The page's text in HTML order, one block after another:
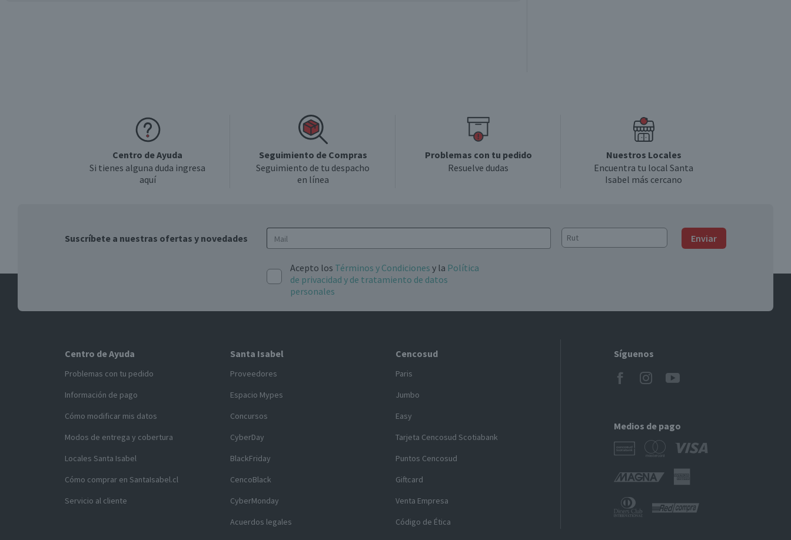
Centro de Ayuda
Si tienes alguna duda ingresa
aquí
Seguimiento de Compras
Seguimiento de tu despacho
en línea
Problemas con tu pedido
Resuelve dudas
Nuestros Locales
Encuentra tu local Santa
Isabel más cercano
Suscríbete a nuestras ofertas y novedades Enviar
Acepto los Términos y Condiciones y la Política
de privacidad y de tratamiento de datos
personales
Centro de Ayuda
Problemas con tu pedido
Información de pago
Cómo modificar mis datos
Modos de entrega y cobertura
Locales Santa Isabel
Cómo comprar en SantaIsabel.cl
Servicio al cliente
Santa Isabel
Proveedores
Espacio Mypes
Concursos
CyberDay
BlackFriday
CencoBlack
CyberMonday
Acuerdos legales
Cencosud
Paris
Jumbo
Easy
Tarjeta Cencosud Scotiabank
Puntos Cencosud
Giftcard
Venta Empresa
Código de Ética
Síguenos
Medios de pago